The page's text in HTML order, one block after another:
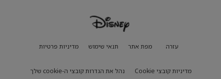
עזרה מפת אתר תנאי שימוש מדיניות פרטיות
מדיניות קובצי Cookie נהל את הגדרות קובצי ה-cookie שלך